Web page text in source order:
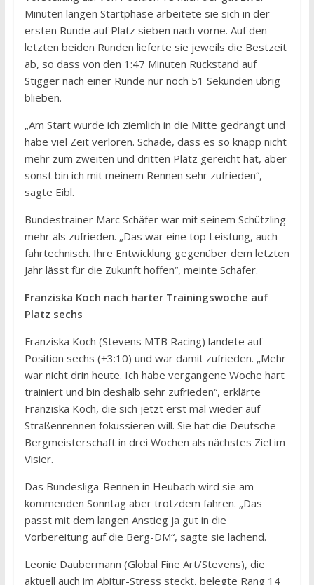
Minuten langen Startphase arbeitete sie sich in der
ersten Runde auf Platz sieben nach vorne. Auf den
letzten beiden Runden lieferte sie jeweils die Bestzeit
ab, so dass von den 1:47 Minuten Rückstand auf
Stigger nach einer Runde nur noch 51 Sekunden übrig
blieben.
„Am Start wurde ich ziemlich in die Mitte gedrängt und
habe viel Zeit verloren. Schade, dass es so knapp nicht
mehr zum zweiten und dritten Platz gereicht hat, aber
sonst bin ich mit meinem Rennen sehr zufrieden“,
sagte Eibl.
Bundestrainer Marc Schäfer war mit seinem Schützling
mehr als zufrieden. „Das war eine top Leistung, auch
fahrtechnisch. Ihre Entwicklung gegenüber dem letzten
Jahr lässt für die Zukunft hoffen“, meinte Schäfer.
Franziska Koch nach harter Trainingswoche auf
Platz sechs
Franziska Koch (Stevens MTB Racing) landete auf
Position sechs (+3:10) und war damit zufrieden. „Mehr
war nicht drin heute. Ich habe vergangene Woche hart
trainiert und bin deshalb sehr zufrieden“, erklärte
Franziska Koch, die sich jetzt erst mal wieder auf
Straßenrennen fokussieren will. Sie hat die Deutsche
Bergmeisterschaft in drei Wochen als nächstes Ziel im
Visier.
Das Bundesliga-Rennen in Heubach wird sie am
kommenden Sonntag aber trotzdem fahren. „Das
passt mit dem langen Anstieg ja gut in die
Vorbereitung auf die Berg-DM“, sagte sie lachend.
Leonie Daubermann (Global Fine Art/Stevens), die
aktuell auch im Abitur-Stress steckt, belegte Rang 14